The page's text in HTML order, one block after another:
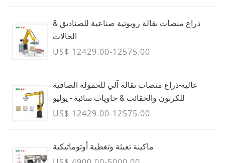
ذراع منصات نقالة روبوتية صناعية للصناديق &
الحالات
US$ 12429.00-12575.00
عالية-ذراع منصات نقالة آلي للحمولة الصافية
للكرتون والحقائب & حاويات سائبة - يوليو
US$ 12429.00-12575.00
ماكينة تعبئة وتغطية أوتوماتيكية